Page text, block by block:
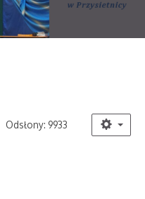
Odsłony: 9933